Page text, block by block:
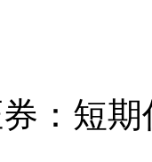
短期